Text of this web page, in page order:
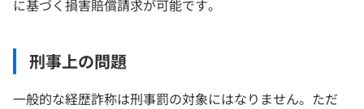
に基づく損害賠償請求が可能です。
刑事上の問題
一般的な経歴詐称は刑事罰の対象にはなりません。ただ